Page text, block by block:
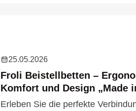
25.05.2026
Froli Beistellbetten –
Komfort und Design „Made
Erleben Sie die perfekte